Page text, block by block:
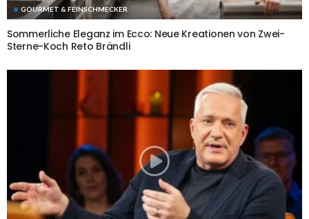
GOURMET & FEINSCHMECKER
Sommerliche Eleganz im Ecco: Neue Kreationen von Zwei-
Sterne-Koch Reto Brändli